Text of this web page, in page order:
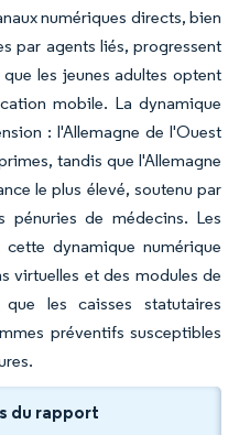
numériques directs, bien
par agents liés, progressent
les jeunes adultes optent
mobile. La dynamique
: l'Allemagne de l'Ouest
tandis que l'Allemagne
le plus élevé, soutenu par
pénuries de médecins. Les
dynamique numérique
virtuelles et des modules de
les caisses statutaires
préventifs susceptibles
du rapport